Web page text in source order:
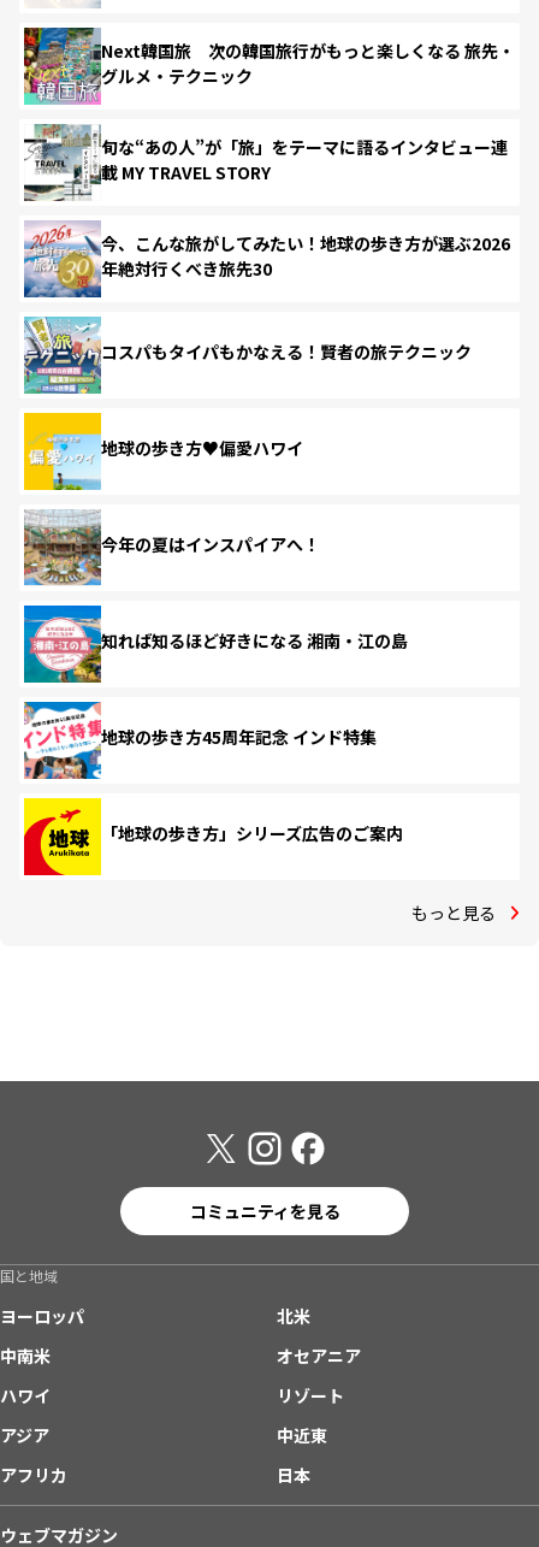
Next韓国旅 次の韓国旅行がもっと楽しくなる 旅先・
グルメ・テクニック
旬な“あの人”が「旅」をテーマに語るインタビュー連
載 MY TRAVEL STORY
今、こんな旅がしてみたい！地球の歩き方が選ぶ2026
年絶対行くべき旅先30
コスパもタイパもかなえる！賢者の旅テクニック
地球の歩き方♥偏愛ハワイ
今年の夏はインスパイアへ！
知れば知るほど好きになる 湘南・江の島
地球の歩き方45周年記念 インド特集
「地球の歩き方」シリーズ広告のご案内
もっと見る
コミュニティを見る
国と地域
ヨーロッパ
北米
中南米
オセアニア
ハワイ
リゾート
アジア
中近東
アフリカ
日本
ウェブマガジン